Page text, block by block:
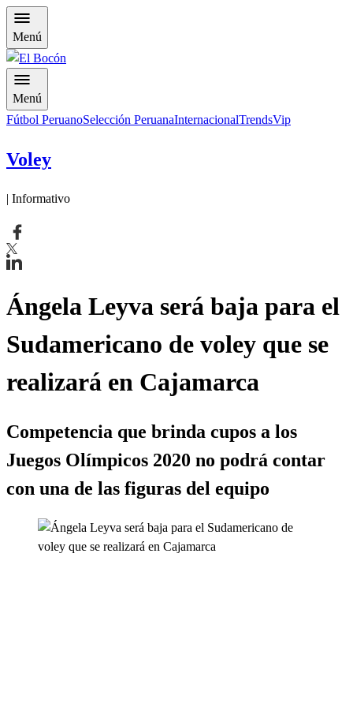
Menú
Menú
Fútbol PeruanoSelección PeruanaInternacionalTrendsVip
Voley
| Informativo
Ángela Leyva será baja para el
Sudamericano de voley que se
realizará en Cajamarca
Competencia que brinda cupos a los
Juegos Olímpicos 2020 no podrá contar
con una de las figuras del equipo